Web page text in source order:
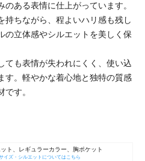
ある表情に仕上がっています。
持ちながら、程よいハリ感も残し
の立体感やシルエットを美しく保
ても表情が失われにくく、使い込
す。軽やかな着心地と独特の質感
す。
ト、レギュラーカラー、胸ポケット
イズ・シルエットについてはこちら